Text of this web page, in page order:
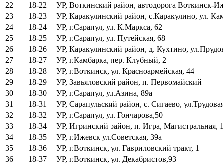
22
18-22
УР, Воткинский район, автодорога Воткинск-
23
18-23
УР, Каракулинский район, с.Каракулино, ул.
24
18-24
УР, г.Сарапул, ул. К.Маркса, 62
25
18-25
УР, г.Сарапул, ул. Путейская, 68
26
18-26
УР, Каракулинский район, д. Кухтино,
27
18-27
УР, г.Камбарка, пер. Клубный, 2
28
18-28
УР, г.Воткинск, ул. Красноармейская, 44
29
18-29
УР, Завьяловский район, п. Первомайский
30
18-30
УР, г.Сарапул, ул.Азина, 89а
31
18-31
УР, Сарапульский район, с. Сигаево,
32
18-32
УР, г.Сарапул, ул. Гончарова,50
33
18-34
УР, Игринский район, п. Игра, Магистральная,
34
18-35
УР, г.Ижевск ул.Советская, 39а
35
18-36
УР, г.Воткинск, ул. Гавриловский тракт, 1
36
18-37
УР, г.Воткинск, ул. Декабристов,93